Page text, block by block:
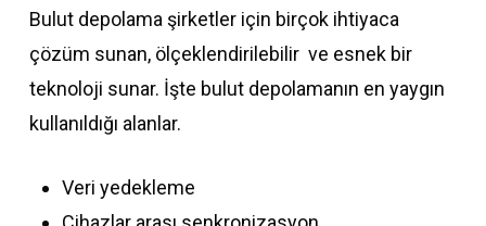
Bulut depolama şirketler için birçok ihtiyaca
çözüm sunan, ölçeklendirilebilir ve esnek bir
teknoloji sunar. İşte bulut depolamanın en yaygın
kullanıldığı alanlar.
Veri yedekleme